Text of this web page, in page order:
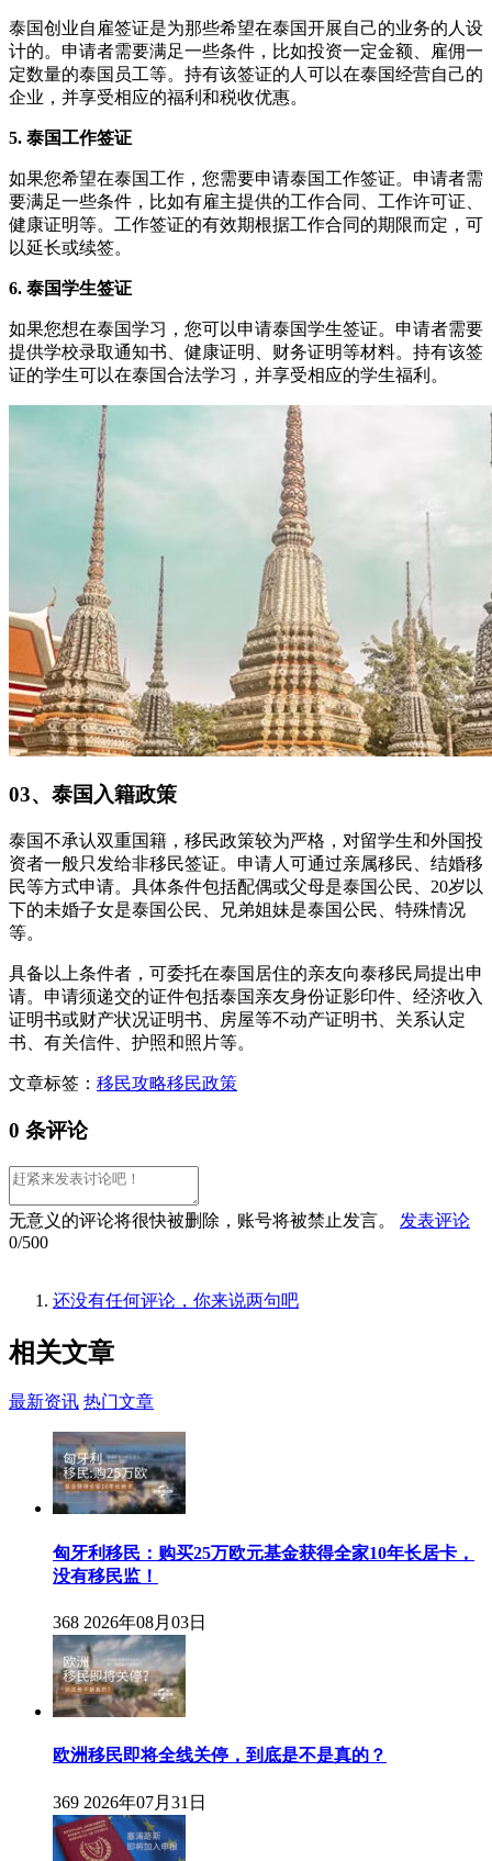
泰国创业自雇签证是为那些希望在泰国开展自己的业务的人设
计的。申请者需要满足一些条件，比如投资一定金额、雇佣一
定数量的泰国员工等。持有该签证的人可以在泰国经营自己的
企业，并享受相应的福利和税收优惠。
5. 泰国工作签证
如果您希望在泰国工作，您需要申请泰国工作签证。申请者需
要满足一些条件，比如有雇主提供的工作合同、工作许可证、
健康证明等。工作签证的有效期根据工作合同的期限而定，可
以延长或续签。
6. 泰国学生签证
如果您想在泰国学习，您可以申请泰国学生签证。申请者需要
提供学校录取通知书、健康证明、财务证明等材料。持有该签
证的学生可以在泰国合法学习，并享受相应的学生福利。
03、泰国入籍政策
泰国不承认双重国籍，移民政策较为严格，对留学生和外国投
资者一般只发给非移民签证。申请人可通过亲属移民、结婚移
民等方式申请。具体条件包括配偶或父母是泰国公民、20岁以
下的未婚子女是泰国公民、兄弟姐妹是泰国公民、特殊情况
等。
具备以上条件者，可委托在泰国居住的亲友向泰移民局提出申
请。申请须递交的证件包括泰国亲友身份证影印件、经济收入
证明书或财产状况证明书、房屋等不动产证明书、关系认定
书、有关信件、护照和照片等。
文章标签： 移民攻略移民政策
0 条评论
无意义的评论将很快被删除，账号将被禁止发言。
发表评论
0/500
还没有任何评论，你来说两句吧
相关文章
最新资讯 热门文章
匈牙利移民：购买25万欧元基金获得全家10年长居卡，
没有移民监！
368 2026年08月03日
欧洲移民即将全线关停，到底是不是真的？
369 2026年07月31日